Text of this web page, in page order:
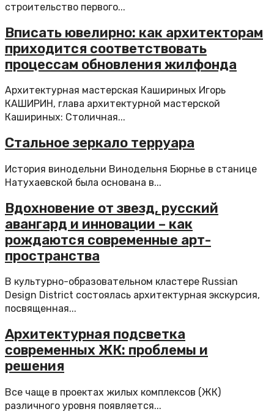
строительство первого...
Вписать ювелирно: как архитекторам
приходится соответствовать
процессам обновления жилфонда
Архитектурная мастерская Кашириных Игорь
КАШИРИН, глава архитектурной мастерской
Кашириных: Столичная...
Стальное зеркало терруара
История винодельни Винодельня Бюрнье в станице
Натухаевской была основана в...
Вдохновение от звезд, русский
авангард и инновации – как
рождаются современные арт-
пространства
В культурно-образовательном кластере Russian
Design District состоялась архитектурная экскурсия,
посвященная...
Архитектурная подсветка
современных ЖК: проблемы и
решения
Все чаще в проектах жилых комплексов (ЖК)
различного уровня появляется...